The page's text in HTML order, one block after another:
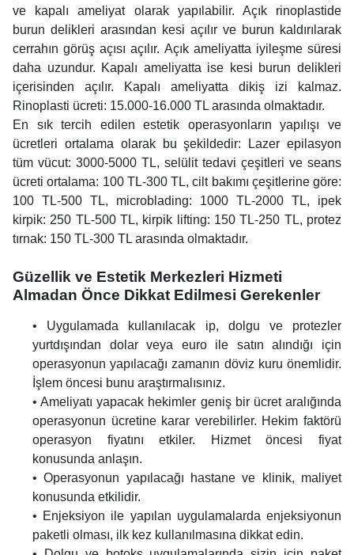
ve kapalı ameliyat olarak yapılabilir. Açık rinoplastide
burun delikleri arasından kesi açılır ve burun kaldırılarak
cerrahın görüş açısı açılır. Açık ameliyatta iyileşme süresi
daha uzundur. Kapalı ameliyatta ise kesi burun delikleri
içerisinden açılır. Kapalı ameliyatta dikiş izi kalmaz.
Rinoplasti ücreti: 15.000-16.000 TL arasında olmaktadır.
En sık tercih edilen estetik operasyonların yapılışı ve
ücretleri ortalama olarak bu şekildedir: Lazer epilasyon
tüm vücut: 3000-5000 TL, selülit tedavi çeşitleri ve seans
ücreti ortalama: 100 TL-300 TL, cilt bakımı çeşitlerine göre:
100 TL-500 TL, microblading: 1000 TL-2000 TL, ipek
kirpik: 250 TL-500 TL, kirpik lifting: 150 TL-250 TL, protez
tırnak: 150 TL-300 TL arasında olmaktadır.
Güzellik ve Estetik Merkezleri Hizmeti
Almadan Önce Dikkat Edilmesi Gerekenler
• Uygulamada kullanılacak ip, dolgu ve protezler
yurtdışından dolar veya euro ile satın alındığı için
operasyonun yapılacağı zamanın döviz kuru önemlidir.
İşlem öncesi bunu araştırmalısınız.
• Ameliyatı yapacak hekimler geniş bir ücret aralığında
operasyonun ücretine karar verebilirler. Hekim faktörü
operasyon fiyatını etkiler. Hizmet öncesi fiyat
konusunda anlaşın.
• Operasyonun yapılacağı hastane ve klinik, maliyet
konusunda etkilidir.
• Enjeksiyon ile yapılan uygulamalarda enjeksiyonun
paketli olması, ilk kez kullanılmasına dikkat edin.